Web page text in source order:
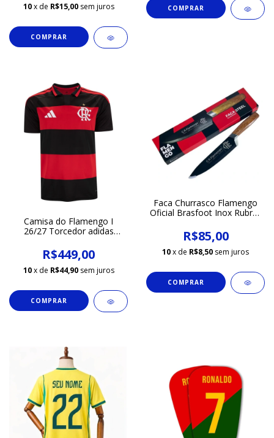
10 x de R$15,00 sem juros
Camisa do Flamengo I
26/27 Torcedor adidas
R$449,00
10 x de R$44,90 sem juros
COMPRAR
Faca Churrasco Flamengo
Oficial Brasfoot Inox Rubro-
R$85,00
10x de R$8,50 sem juros